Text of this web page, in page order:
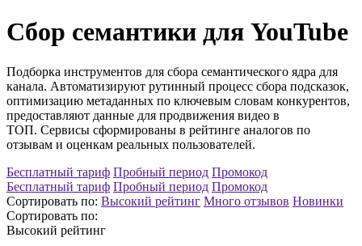
Сбор семантики для YouTube
Подборка инструментов для сбора семантического ядра для
канала. Автоматизируют рутинный процесс сбора подсказок,
оптимизацию метаданных по ключевым словам конкурентов,
предоставляют данные для продвижения видео в
ТОП. Сервисы сформированы в рейтинге аналогов по
отзывам и оценкам реальных пользователей.
Бесплатный тариф Пробный период Промокод
Бесплатный тариф Пробный период Промокод
Сортировать по: Высокий рейтинг Много отзывов Новинки
Сортировать по:
Высокий рейтинг